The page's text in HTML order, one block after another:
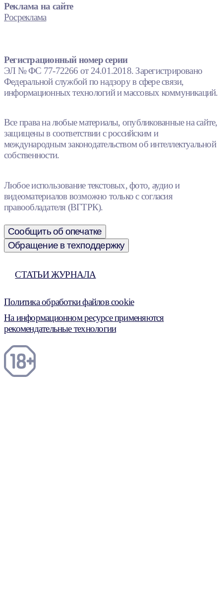
Реклама на сайте
Росреклама
Регистрационный номер серии
ЭЛ № ФС 77-72266 от 24.01.2018. Зарегистрировано
Федеральной службой по надзору в сфере связи,
информационных технологий и массовых коммуникаций.
Все права на любые материалы, опубликованные на сайте,
защищены в соответствии с российским и
международным законодательством об интеллектуальной
собственности.
Любое использование текстовых, фото, аудио и
видеоматериалов возможно только с согласия
правообладателя (ВГТРК).
Сообщить об опечатке
Обращение в техподдержку
СТАТЬИ ЖУРНАЛА
Политика обработки файлов cookie
На информационном ресурсе применяются
рекомендательные технологии